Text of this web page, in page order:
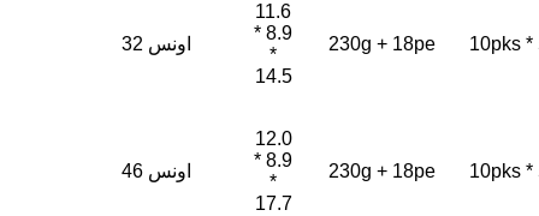
32 اونس
11.6
* 8.9
*
14.5
230g + 18pe 10pks *
46 اونس
12.0
* 8.9
*
17.7
230g + 18pe 10pks *